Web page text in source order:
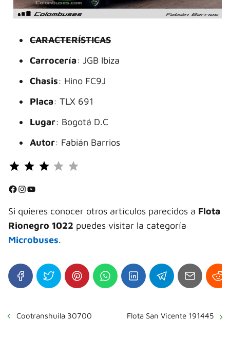
CARACTERÍSTICAS
Carrocería: JGB Ibiza
Chasis: Hino FC9J
Placa: TLX 691
Lugar: Bogotá D.C
Autor: Fabián Barrios
⭐
⭐
Facebook InstagramYouTube
Si quieres conocer otros artículos parecidos a Flota
Rionegro 1022 puedes visitar la categoría
Microbuses.
Cootranshuila 30700 Flota San Vicente 191445